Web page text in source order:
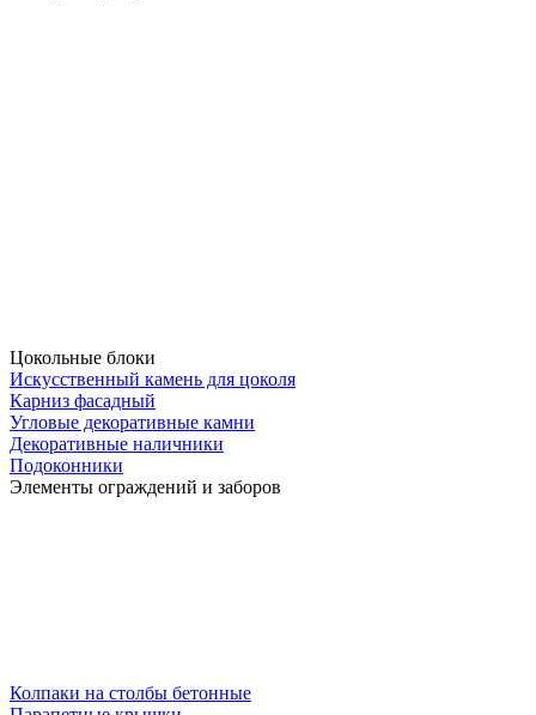
Цокольные блоки
Искусственный камень для цоколя
Карниз фасадный
Угловые декоративные камни
Декоративные наличники
Подоконники
Элементы ограждений и заборов
Колпаки на столбы бетонные